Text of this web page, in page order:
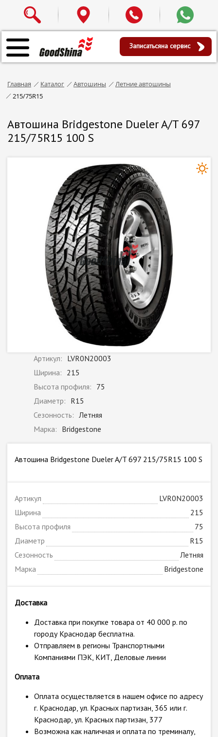
Записатьсяна сервис
Главная Каталог Автошины
Летние автошины
215/75R15
Автошина Bridgestone Dueler A/T 697
215/75R15 100 S
Артикул: LVR0N20003
Ширина: 215
Высота профиля: 75
Диаметр: R15
Сезонность: Летняя
Марка: Bridgestone
Автошина Bridgestone Dueler A/T 697 215/75R15 100 S
Артикул
LVR0N20003
Ширина
215
Высота профиля
75
Диаметр
R15
Сезонность
Летняя
Марка
Bridgestone
Доставка
Доставка при покупке товара от 40 000 р. по
городу Краснодар бесплатна.
Отправляем в регионы Транспортными
Компаниями ПЭК, КИТ, Деловые линии
Оплата
Оплата осуществляется в нашем офисе по адресу
г. Краснодар, ул. Красных партизан, 365 или г.
Краснодар, ул. Красных партизан, 377
Возможна как наличная и оплата по треминалу,